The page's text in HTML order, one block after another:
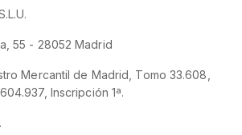
55 - 28052 Madrid
Mercantil de Madrid, Tomo 33.608,
Inscripción 1ª.